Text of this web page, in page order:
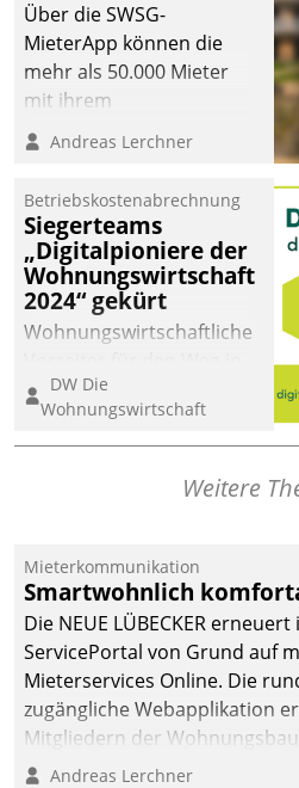
Über die SWSG-
MieterApp können die
mehr als 50.000 Mieter
mit ihrem
Wohnungsunternehmen
kommunizieren, auf dem
einsehen und ändern
oder
Schadensmeldungen
abgeben – rund um die
Uhr.
Andreas Lerchner
Betriebskostenabrechnung
Siegerteams
„Digitalpioniere der
Wohnungswirtschaft
2024“ gekürt
Wohnungswirtschaftliche
eine digitale Zukunft zu
finden, ist das Ziel des
Awards „Digitalpioniere
Wohnungswirtschaft“.
dafür ein Team
bestehend aus
Wohnungsunternehmen
und PropTech.
DW Die
Wohnungswirtschaft
Weitere
Mieterkommunikation
Smartwohnlich
Die NEUE LÜBECKER
ServicePortal von Grund auf
Mieterservices Online. Die
zugängliche Webapplikation
Mitgliedern der
Kontaktaufnahme per
Andreas Lerchner